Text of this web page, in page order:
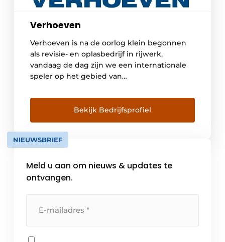
Verhoeven
Verhoeven is na de oorlog klein begonnen
als revisie- en oplasbedrijf in rijwerk,
vandaag de dag zijn we een internationale
speler op het gebied van
rijwerken, bestaande uit vijf bedrijven,
genaamd de Verhoeven Group. De
Verhoeven Group bestaat nu uit de volgende
ondernemingen: ● Verhoeven
(Grondverzetmachines) ● VTS Track
Bekijk Bedrijfsprofiel
NIEUWSBRIEF
Meld u aan om nieuws & updates te
ontvangen.